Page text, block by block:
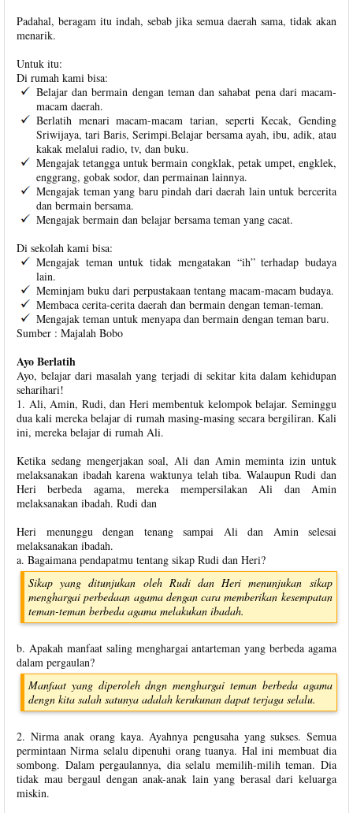
Padahal, beragam itu indah, sebab jika semua daerah sama, tidak akan
menarik.
Untuk itu:
Di rumah kami bisa:
Belajar dan bermain dengan teman dan sahabat pena dari macam-
macam daerah.
Berlatih menari macam-macam tarian, seperti Kecak, Gending
Sriwijaya, tari Baris, Serimpi.Belajar bersama ayah, ibu, adik, atau
kakak melalui radio, tv, dan buku.
Mengajak tetangga untuk bermain congklak, petak umpet, engklek,
enggrang, gobak sodor, dan permainan lainnya.
Mengajak teman yang baru pindah dari daerah lain untuk bercerita
dan bermain bersama.
Mengajak bermain dan belajar bersama teman yang cacat.
Di sekolah kami bisa:
Mengajak teman untuk tidak mengatakan “ih” terhadap budaya
lain.
Meminjam buku dari perpustakaan tentang macam-macam budaya.
Membaca cerita-cerita daerah dan bermain dengan teman-teman.
Mengajak teman untuk menyapa dan bermain dengan teman baru.
Sumber : Majalah Bobo
Ayo Berlatih
Ayo, belajar dari masalah yang terjadi di sekitar kita dalam kehidupan
seharihari!
1. Ali, Amin, Rudi, dan Heri membentuk kelompok belajar. Seminggu
dua kali mereka belajar di rumah masing-masing secara bergiliran. Kali
ini, mereka belajar di rumah Ali.
Ketika sedang mengerjakan soal, Ali dan Amin meminta izin untuk
melaksanakan ibadah karena waktunya telah tiba. Walaupun Rudi dan
Heri berbeda agama, mereka mempersilakan Ali dan Amin
melaksanakan ibadah. Rudi dan
Heri menunggu dengan tenang sampai Ali dan Amin selesai
melaksanakan ibadah.
a. Bagaimana pendapatmu tentang sikap Rudi dan Heri?
Sikap yang ditunjukan oleh Rudi dan Heri menunjukan sikap
menghargai perbedaan agama dengan cara memberikan kesempatan
teman-teman berbeda agama melakukan ibadah.
b. Apakah manfaat saling menghargai antarteman yang berbeda agama
dalam pergaulan?
Manfaat yang diperoleh dngn menghargai teman berbeda agama
dengn kita salah satunya adalah kerukunan dapat terjaga selalu.
2. Nirma anak orang kaya. Ayahnya pengusaha yang sukses. Semua
permintaan Nirma selalu dipenuhi orang tuanya. Hal ini membuat dia
sombong. Dalam pergaulannya, dia selalu memilih-milih teman. Dia
tidak mau bergaul dengan anak-anak lain yang berasal dari keluarga
miskin.